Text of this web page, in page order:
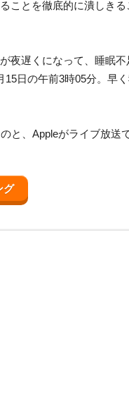
ことを徹底的に潰しきる
夜遅くになって、睡眠
日の午前3時05分。早
と、Appleがライブ放送
グ